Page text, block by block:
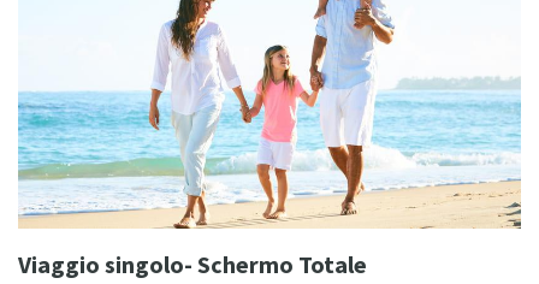
Viaggio singolo- Schermo Totale